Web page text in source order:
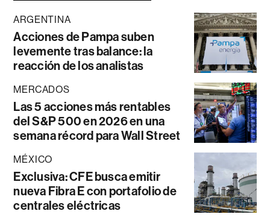
ARGENTINA
Acciones de Pampa suben
levemente tras balance: la
reacción de los analistas
MERCADOS
Las 5 acciones más rentables
del S&P 500 en 2026 en una
semana récord para Wall Street
MÉXICO
Exclusiva: CFE busca emitir
nueva Fibra E con portafolio de
centrales eléctricas